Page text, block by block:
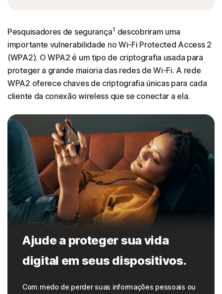
Pesquisadores de segurança1 descobriram uma
importante vulnerabilidade no Wi-Fi Protected Access 2
(WPA2). O WPA2 é um tipo de criptografia usada para
proteger a grande maioria das redes de Wi-Fi. A rede
WPA2 oferece chaves de criptografia únicas para cada
cliente da conexão wireless que se conectar a ela.
Ajude a proteger sua vida
digital em seus dispositivos.
Com medo de perder suas informações pessoais ou